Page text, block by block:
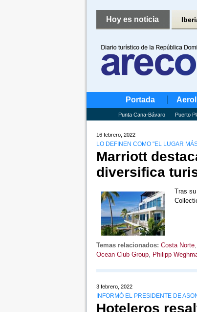
Hoy es noticia
Portada
Punta Cana-Bávaro Puerto
16 febrero, 2022
LO DEFINEN COMO "EL LUGAR
Marriott
diversifica
Tras
Temas relacionados: Costa Norte,
Ocean Club Group, Philipp
3 febrero, 2022
INFORMÓ EL PRESIDENTE DE
Hoteleros